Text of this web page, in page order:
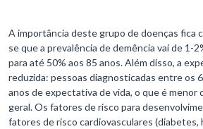
A importância deste grupo de doenças fica
se que a prevalência de demência vai de 1-
para até 50% aos 85 anos. Além disso, a
reduzida: pessoas diagnosticadas entre os
anos de expectativa de vida, o que é menor
geral. Os fatores de risco para
fatores de risco cardiovasculares (diabetes,